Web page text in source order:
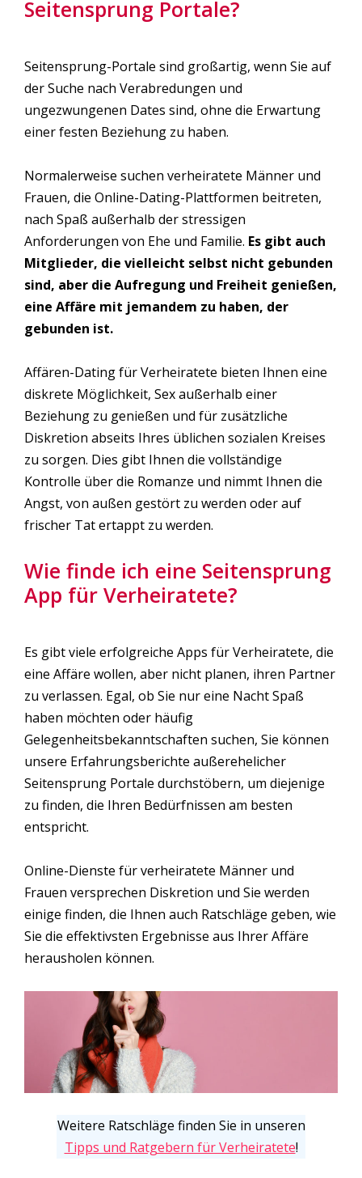
Seitensprung Portale?
Seitensprung-Portale sind großartig, wenn Sie auf
der Suche nach Verabredungen und
ungezwungenen Dates sind, ohne die Erwartung
einer festen Beziehung zu haben.
Normalerweise suchen verheiratete Männer und
Frauen, die Online-Dating-Plattformen beitreten,
nach Spaß außerhalb der stressigen
Anforderungen von Ehe und Familie. Es gibt auch
Mitglieder, die vielleicht selbst nicht gebunden
sind, aber die Aufregung und Freiheit genießen,
eine Affäre mit jemandem zu haben, der
gebunden ist.
Affären-Dating für Verheiratete bieten Ihnen eine
diskrete Möglichkeit, Sex außerhalb einer
Beziehung zu genießen und für zusätzliche
Diskretion abseits Ihres üblichen sozialen Kreises
zu sorgen. Dies gibt Ihnen die vollständige
Kontrolle über die Romanze und nimmt Ihnen die
Angst, von außen gestört zu werden oder auf
frischer Tat ertappt zu werden.
Wie finde ich eine Seitensprung
App für Verheiratete?
Es gibt viele erfolgreiche Apps für Verheiratete, die
eine Affäre wollen, aber nicht planen, ihren Partner
zu verlassen. Egal, ob Sie nur eine Nacht Spaß
haben möchten oder häufig
Gelegenheitsbekanntschaften suchen, Sie können
unsere Erfahrungsberichte außerehelicher
Seitensprung Portale durchstöbern, um diejenige
zu finden, die Ihren Bedürfnissen am besten
entspricht.
Online-Dienste für verheiratete Männer und
Frauen versprechen Diskretion und Sie werden
einige finden, die Ihnen auch Ratschläge geben, wie
Sie die effektivsten Ergebnisse aus Ihrer Affäre
herausholen können.
Weitere Ratschläge finden Sie in unseren
Tipps und Ratgebern für Verheiratete!